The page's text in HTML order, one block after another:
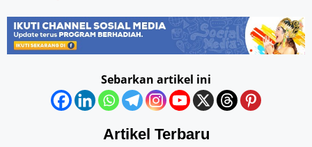
Sebarkan artikel ini
Artikel Terbaru